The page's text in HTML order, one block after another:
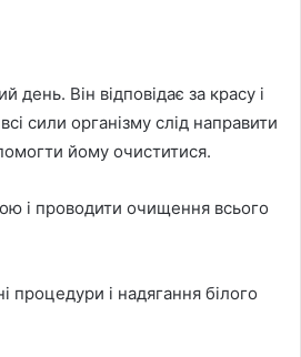
день. Він відповідає за красу і
сили організму слід направити
йому очиститися.
і проводити очищення всього
процедури і надягання білого